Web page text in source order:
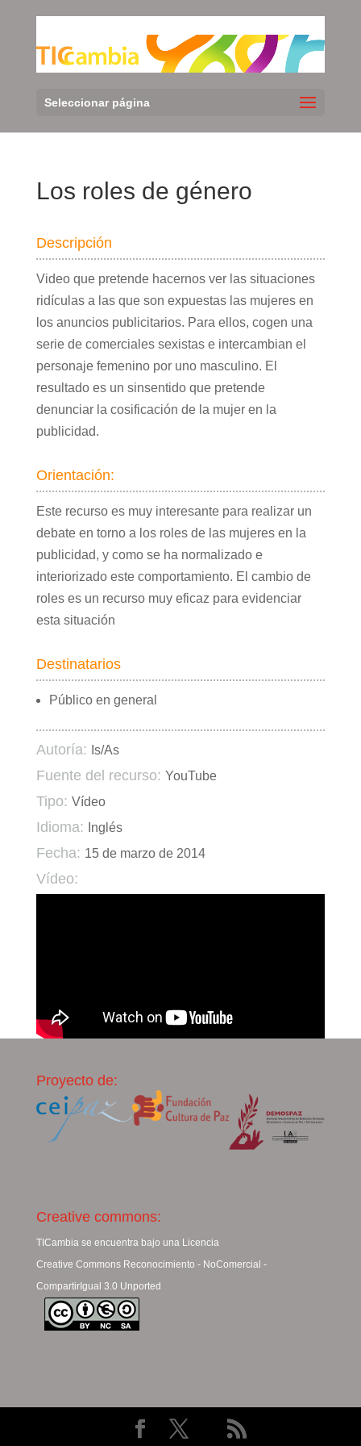
Seleccionar página
Los roles de género
Descripción
Video que pretende hacernos ver las situaciones
ridículas a las que son expuestas las mujeres en
los anuncios publicitarios. Para ellos, cogen una
serie de comerciales sexistas e intercambian el
personaje femenino por uno masculino. El
resultado es un sinsentido que pretende
denunciar la cosificación de la mujer en la
publicidad.
Orientación:
Este recurso es muy interesante para realizar un
debate en torno a los roles de las mujeres en la
publicidad, y como se ha normalizado e
interiorizado este comportamiento. El cambio de
roles es un recurso muy eficaz para evidenciar
esta situación
Destinatarios
Público en general
Autoría: Is/As
Fuente del recurso: YouTube
Tipo: Vídeo
Idioma: Inglés
Fecha: 15 de marzo de 2014
Vídeo:
Proyecto de:
Creative commons:
TICambia se encuentra bajo una Licencia
Creative Commons Reconocimiento - NoComercial -
CompartirIgual 3.0 Unported